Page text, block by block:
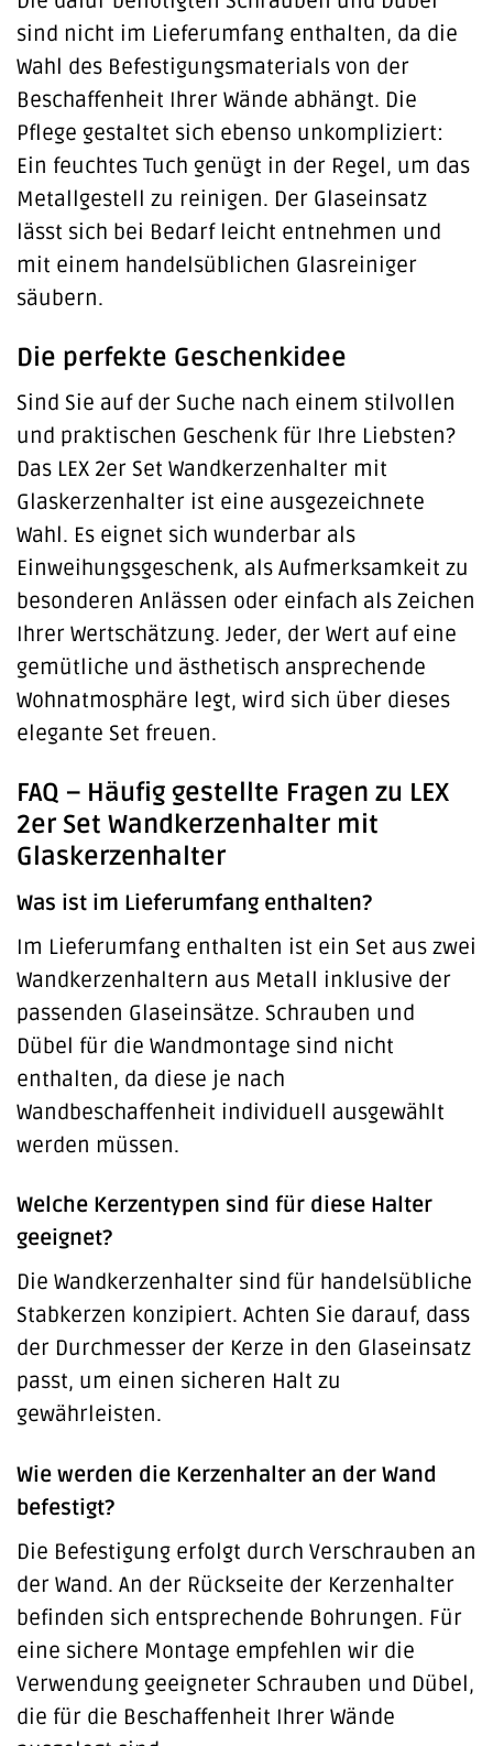
sind nicht im Lieferumfang enthalten, da die
Wahl des Befestigungsmaterials von der
Beschaffenheit Ihrer Wände abhängt. Die
Pflege gestaltet sich ebenso unkompliziert:
Ein feuchtes Tuch genügt in der Regel, um das
Metallgestell zu reinigen. Der Glaseinsatz
lässt sich bei Bedarf leicht entnehmen und
mit einem handelsüblichen Glasreiniger
säubern.
Die perfekte Geschenkidee
Sind Sie auf der Suche nach einem stilvollen
und praktischen Geschenk für Ihre Liebsten?
Das LEX 2er Set Wandkerzenhalter mit
Glaskerzenhalter ist eine ausgezeichnete
Wahl. Es eignet sich wunderbar als
Einweihungsgeschenk, als Aufmerksamkeit zu
besonderen Anlässen oder einfach als Zeichen
Ihrer Wertschätzung. Jeder, der Wert auf eine
gemütliche und ästhetisch ansprechende
Wohnatmosphäre legt, wird sich über dieses
elegante Set freuen.
FAQ – Häufig gestellte Fragen zu LEX
2er Set Wandkerzenhalter mit
Glaskerzenhalter
Was ist im Lieferumfang enthalten?
Im Lieferumfang enthalten ist ein Set aus zwei
Wandkerzenhaltern aus Metall inklusive der
passenden Glaseinsätze. Schrauben und
Dübel für die Wandmontage sind nicht
enthalten, da diese je nach
Wandbeschaffenheit individuell ausgewählt
werden müssen.
Welche Kerzentypen sind für diese Halter
geeignet?
Die Wandkerzenhalter sind für handelsübliche
Stabkerzen konzipiert. Achten Sie darauf, dass
der Durchmesser der Kerze in den Glaseinsatz
passt, um einen sicheren Halt zu
gewährleisten.
Wie werden die Kerzenhalter an der Wand
befestigt?
Die Befestigung erfolgt durch Verschrauben an
der Wand. An der Rückseite der Kerzenhalter
befinden sich entsprechende Bohrungen. Für
eine sichere Montage empfehlen wir die
Verwendung geeigneter Schrauben und Dübel,
die für die Beschaffenheit Ihrer Wände